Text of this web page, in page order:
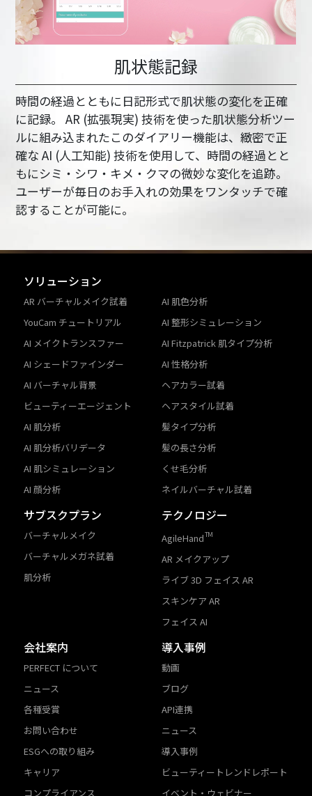
肌状態記録
時間の経過とともに日記形式で肌状態の変化を正確
に記録。 AR (拡張現実) 技術を使った肌状態分析ツー
ルに組み込まれたこのダイアリー機能は、緻密で正
確な AI (人工知能) 技術を使用して、時間の経過とと
もにシミ・シワ・キメ・クマの微妙な変化を追跡。
ユーザーが毎日のお手入れの効果をワンタッチで確
認することが可能に。
ソリューション
AR バーチャルメイク試着
YouCam チュートリアル
AI メイクトランスファー
AI シェードファインダー
AI バーチャル背景
ビューティーエージェント
AI 肌分析
AI 肌分析バリデータ
AI 肌シミュレーション
AI 顔分析
AI 肌色分析
AI 整形シミュレーション
AI Fitzpatrick 肌タイプ分析
AI 性格分析
ヘアカラー試着
ヘアスタイル試着
髪タイプ分析
髪の長さ分析
くせ毛分析
ネイルバーチャル試着
サブスクプラン
バーチャルメイク
バーチャルメガネ試着
肌分析
テクノロジー
AgileHandTM
AR メイクアップ
ライブ 3D フェイス AR
スキンケア AR
フェイス AI
会社案内
PERFECT について
ニュース
各種受賞
お問い合わせ
ESGへの取り組み
キャリア
コンプライアンス
導入事例
動画
ブログ
API連携
ニュース
導入事例
ビューティートレンドレポート
イベント・ウェビナー